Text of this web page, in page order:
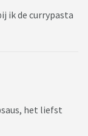
ik de currypasta
het liefst